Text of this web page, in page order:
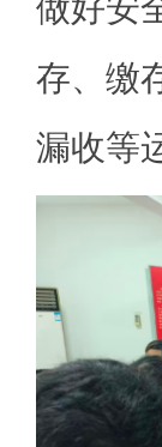
做好安
存、缴
漏收等